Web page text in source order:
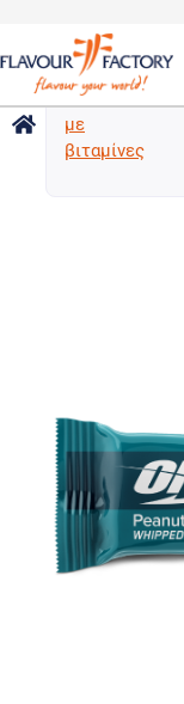
Μπάρες
πρωτεΐνης
με
βιταμίνες
/